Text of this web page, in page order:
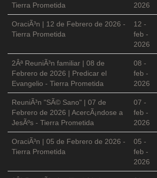
Tierra Prometida
2026
OraciÃ³n | 12 de Febrero de 2026 -
Tierra Prometida
12 -
feb -
2026
2Âª ReuniÃ³n familiar | 08 de
Febrero de 2026 | Predicar el
Evangelio - Tierra Prometida
08 -
feb -
2026
ReuniÃ³n "SÃ© Sano" | 07 de
Febrero de 2026 | AcercÃ¡ndose a
JesÃºs - Tierra Prometida
07 -
feb -
2026
OraciÃ³n | 05 de Febrero de 2026 -
Tierra Prometida
05 -
feb -
2026